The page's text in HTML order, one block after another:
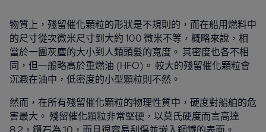
物質上，殘留催化顆粒的形狀是不規則的，而在船用燃料中
的尺寸從次微米尺寸到大約 100 微米不等，概略來說，相
當於一團灰塵的大小到人類頭髮的寬度。 其密度也各不相
同，但一般略高於重燃油 (HFO)。 較大的殘留催化顆粒會
沉澱在油中，低密度的小型顆粒則不然。
然而，在所有殘留催化顆粒的物理性質中，硬度對船舶的危
害最大。 殘留催化顆粒非常堅硬，以莫氏硬度而言高達